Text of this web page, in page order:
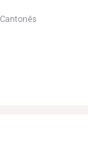
Cantonês